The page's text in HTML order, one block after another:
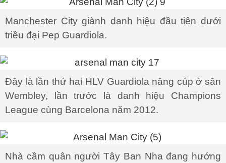
Manchester City giành danh hiệu đầu tiên dưới
triều đại Pep Guardiola.
Đây là lần thứ hai HLV Guardiola nâng cúp ở sân
Wembley, lần trước là danh hiệu Champions
League cùng Barcelona năm 2012.
Nhà cầm quân người Tây Ban Nha đang hướng